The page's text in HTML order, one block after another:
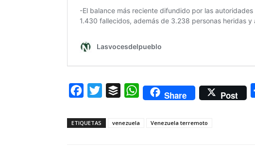
Facebook
Twitter Buffer WhatsAppShare Post
ETIQUETAS venezuela Venezuela terremoto